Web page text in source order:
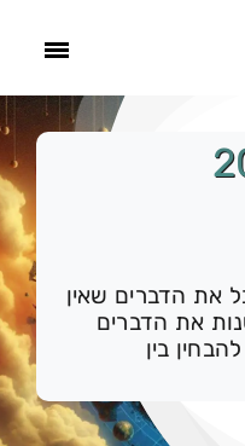
– 20
את הדברים שאין
את הדברים
בין